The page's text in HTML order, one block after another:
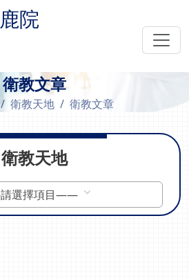
衛教文章
衛教天地 衛教文章
衛教天地
選擇項目——